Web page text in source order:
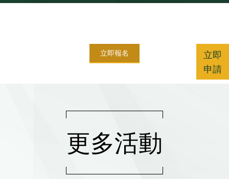
立即報名
更多活動
立即
申請